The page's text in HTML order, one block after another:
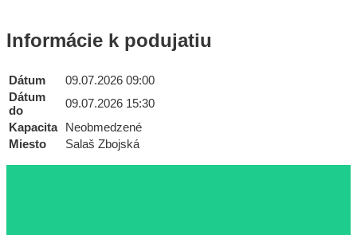
Informácie k podujatiu
Dátum
09.07.2026 09:00
Dátum
do
09.07.2026 15:30
Kapacita
Neobmedzené
Miesto
Salaš Zbojská